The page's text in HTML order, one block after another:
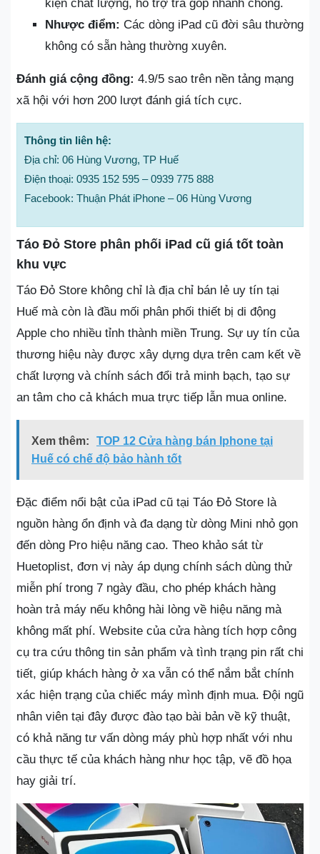
kiện chất lượng, hỗ trợ trả góp nhanh chóng.
Nhược điểm: Các dòng iPad cũ đời sâu thường
không có sẵn hàng thường xuyên.
Đánh giá cộng đồng: 4.9/5 sao trên nền tảng mạng
xã hội với hơn 200 lượt đánh giá tích cực.
Thông tin liên hệ:
Địa chỉ: 06 Hùng Vương, TP Huế
Điện thoại: 0935 152 595 – 0939 775 888
Facebook: Thuận Phát iPhone – 06 Hùng Vương
Táo Đỏ Store phân phối iPad cũ giá tốt toàn
khu vực
Táo Đỏ Store không chỉ là địa chỉ bán lẻ uy tín tại
Huế mà còn là đầu mối phân phối thiết bị di động
Apple cho nhiều tỉnh thành miền Trung. Sự uy tín của
thương hiệu này được xây dựng dựa trên cam kết về
chất lượng và chính sách đổi trả minh bạch, tạo sự
an tâm cho cả khách mua trực tiếp lẫn mua online.
Xem thêm:
TOP 12 Cửa hàng bán Iphone tại
Huế có chế độ bảo hành tốt
Đặc điểm nổi bật của iPad cũ tại Táo Đỏ Store là
nguồn hàng ổn định và đa dạng từ dòng Mini nhỏ gọn
đến dòng Pro hiệu năng cao. Theo khảo sát từ
Huetoplist, đơn vị này áp dụng chính sách dùng thử
miễn phí trong 7 ngày đầu, cho phép khách hàng
hoàn trả máy nếu không hài lòng về hiệu năng mà
không mất phí. Website của cửa hàng tích hợp công
cụ tra cứu thông tin sản phẩm và tình trạng pin rất chi
tiết, giúp khách hàng ở xa vẫn có thể nắm bắt chính
xác hiện trạng của chiếc máy mình định mua. Đội ngũ
nhân viên tại đây được đào tạo bài bản về kỹ thuật,
có khả năng tư vấn dòng máy phù hợp nhất với nhu
cầu thực tế của khách hàng như học tập, vẽ đồ họa
hay giải trí.